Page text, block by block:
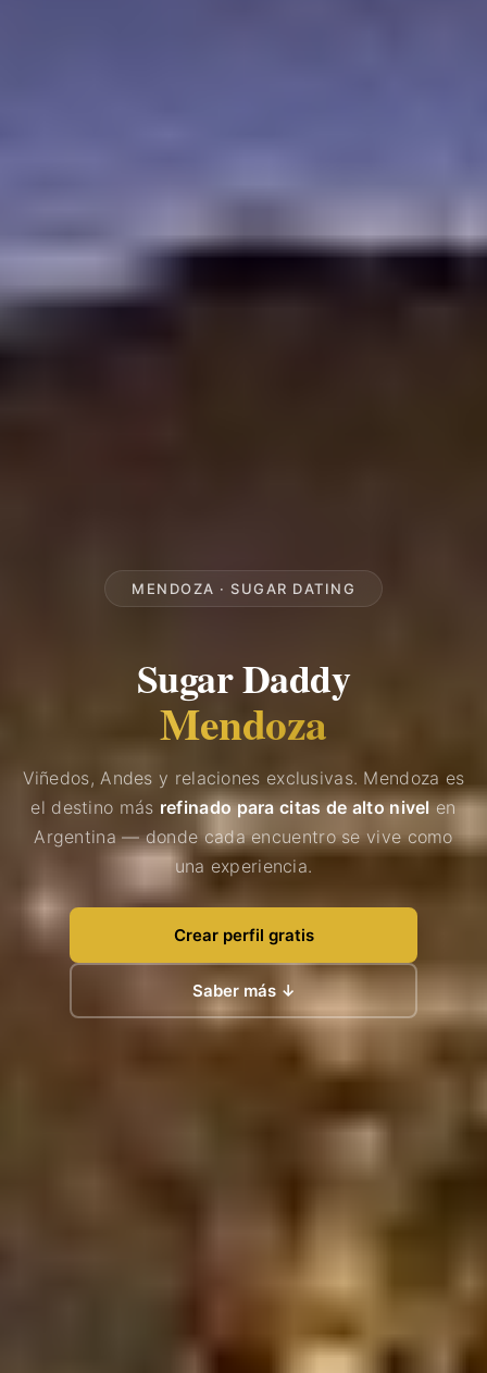
MENDOZA · SUGAR DATING
Sugar Daddy
Mendoza
Viñedos, Andes y relaciones exclusivas. Mendoza es
el destino más refinado para citas de alto nivelen
Argentina — donde cada encuentro se vive como
una experiencia.
Crear perfil gratis
Saber más ↓